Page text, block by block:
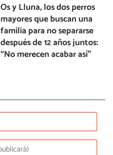
Os y Lluna, los dos perros
mayores que buscan una
familia para no separarse
después de 12 años juntos:
“No merecen acabar así”